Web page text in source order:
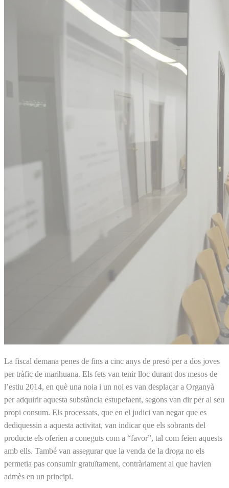
La fiscal demana penes de fins a cinc anys de presó per a dos joves
per tràfic de marihuana. Els fets van tenir lloc durant dos mesos de
l’estiu 2014, en què una noia i un noi es van desplaçar a Organyà
per adquirir aquesta substància estupefaent, segons van dir per al seu
propi consum. Els processats, que en el judici van negar que es
dediquessin a aquesta activitat, van indicar que els sobrants del
producte els oferien a coneguts com a “favor”, tal com feien aquests
amb ells. També van assegurar que la venda de la droga no els
permetia pas consumir gratuïtament, contràriament al que havien
admès en un principi.